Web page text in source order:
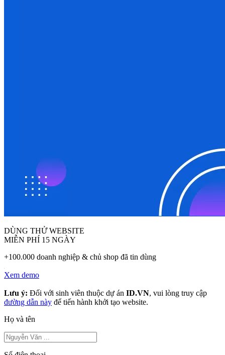
DÙNG THỬ WEBSITE
MIỄN PHÍ 15 NGÀY
+100.000 doanh nghiệp & chủ shop đã tin dùng
Xem demo
Lưu ý: Đối với sinh viên thuộc dự án ID.VN, vui lòng truy cập
đường dẫn này để tiến hành khởi tạo website.
Họ và tên